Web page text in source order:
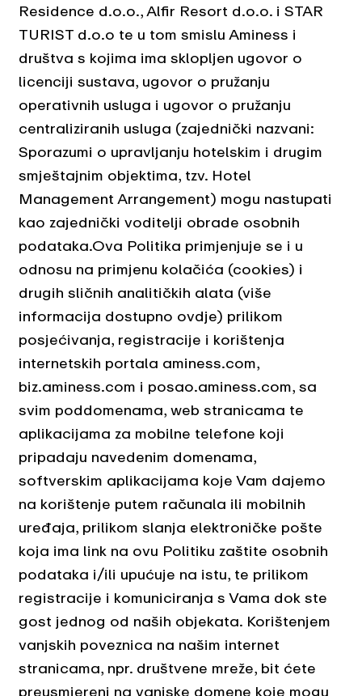
Residence d.o.o., Alfir Resort d.o.o.i STAR
TURIST d.o.o te u tom smislu Aminess i
društva s kojima ima sklopljen ugovor o
licenciji sustava, ugovor o pružanju
operativnih usluga i ugovor o pružanju
centraliziranih usluga (zajednički nazvani:
Sporazumi o upravljanju hotelskim i drugim
smještajnim objektima, tzv. Hotel
Management Arrangement) mogu nastupati
kao zajednički voditelji obrade osobnih
podataka.Ova Politika primjenjuje se i u
odnosu na primjenu kolačića (cookies) i
drugih sličnih analitičkih alata (više
informacija dostupno ovdje) prilikom
posjećivanja, registracije i korištenja
internetskih portala aminess.com,
biz.aminess.com i posao.aminess.com, sa
svim poddomenama, web stranicama te
aplikacijama za mobilne telefone koji
pripadaju navedenim domenama,
softverskim aplikacijama koje Vam dajemo
na korištenje putem računala ili mobilnih
uređaja, prilikom slanja elektroničke pošte
koja ima link na ovu Politiku zaštite osobnih
podataka i/ili upućuje na istu, te prilikom
registracije i komuniciranja s Vama dok ste
gost jednog od naših objekata. Korištenjem
vanjskih poveznica na našim internet
stranicama, npr. društvene mreže, bit ćete
preusmjereni na vanjske domene koje mogu